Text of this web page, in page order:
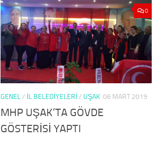
0
GENEL/ İL BELEDİYELERİ / UŞAK 06 MART 2019
MHP UŞAK’TA GÖVDE
GÖSTERİSİ YAPTI